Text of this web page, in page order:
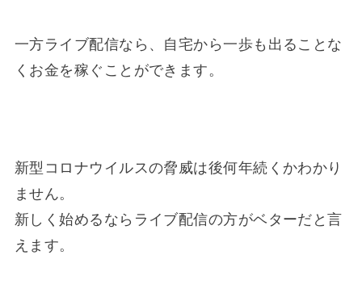
一方ライブ配信なら、自宅から一歩も出ることな
くお金を稼ぐことができます。
新型コロナウイルスの脅威は後何年続くかわかり
ません。
新しく始めるならライブ配信の方がベターだと言
えます。